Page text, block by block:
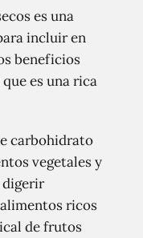
es una
incluir en
beneficios
es una rica
carbohidrato
vegetales y
digerir
ricos
de frutos